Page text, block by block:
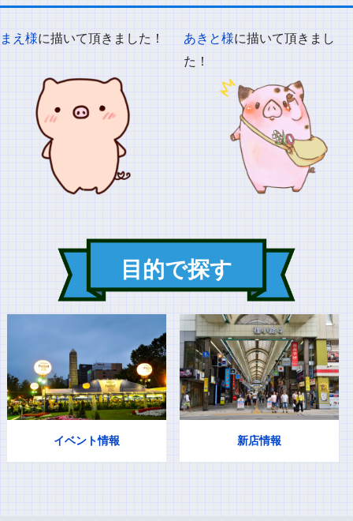
まえ様に描いて頂きました！ あきと様に描いて頂きまし
た！
目的で探す
イベント情報 新店情報